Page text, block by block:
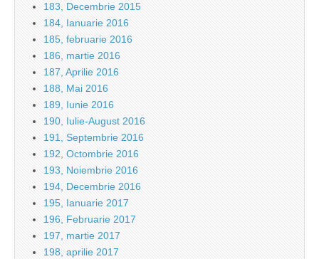
183, Decembrie 2015
184, Ianuarie 2016
185, februarie 2016
186, martie 2016
187, Aprilie 2016
188, Mai 2016
189, Iunie 2016
190, Iulie-August 2016
191, Septembrie 2016
192, Octombrie 2016
193, Noiembrie 2016
194, Decembrie 2016
195, Ianuarie 2017
196, Februarie 2017
197, martie 2017
198, aprilie 2017